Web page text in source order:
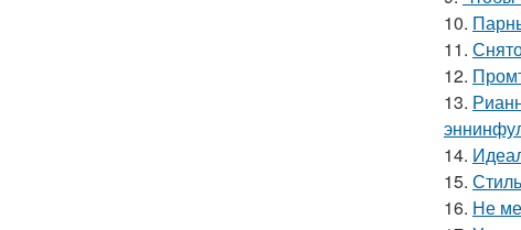
10.
11.
12.
13.
14.
15.
16. Не